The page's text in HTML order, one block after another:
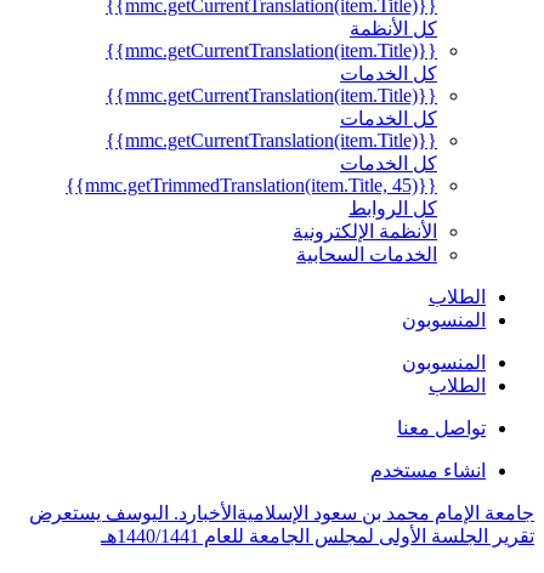
{{mmc.getCurrentTranslation(item.Title)}}
كل الأنظمة
{{mmc.getCurrentTranslation(item.Title)}}
كل الخدمات
{{mmc.getCurrentTranslation(item.Title)}}
كل الخدمات
{{mmc.getCurrentTranslation(item.Title)}}
كل الخدمات
{{mmc.getTrimmedTranslation(item.Title, 45)}}
كل الروابط
الأنظمة الإلكترونية
الخدمات السحابية
الطلاب
المنسوبون
المنسوبون
الطلاب
تواصل معنا
انشاء مستخدم
جامعة الإمام محمد بن سعود الإسلامية الأخبار د. اليوسف يستعرض
تقرير الجلسة الأولى لمجلس الجامعة للعام 1440/1441هـ